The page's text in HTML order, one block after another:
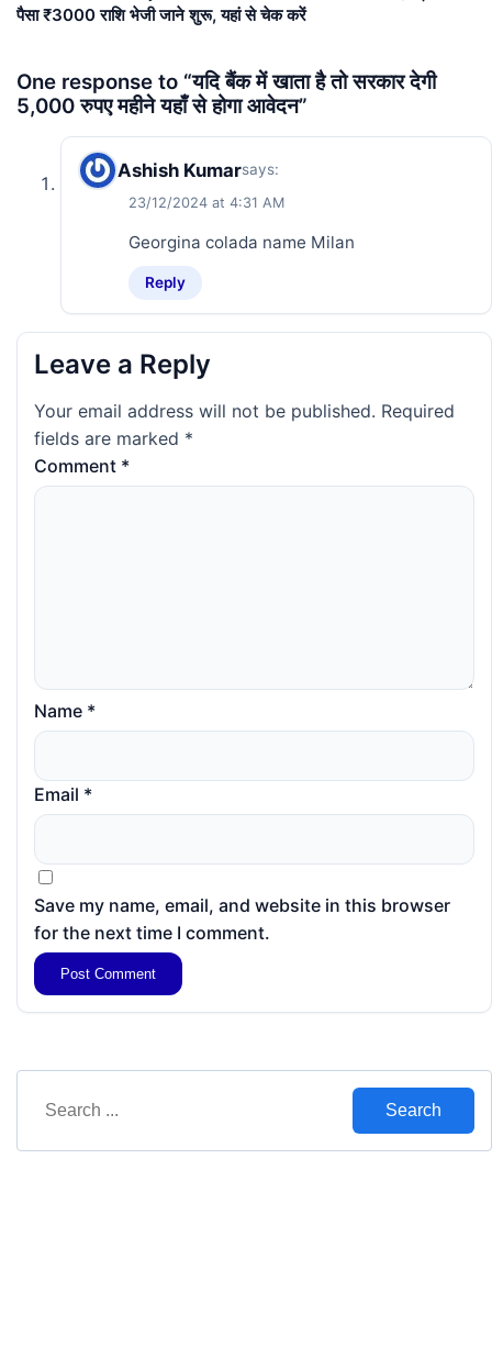
पैसा ₹3000 राशि भेजी जाने शुरू, यहां से चेक करें
One response to “यदि बैंक में खाता है तो सरकार देगी
5,000 रुपए महीने यहाँ से होगा आवेदन”
Ashish Kumarsays:
23/12/2024 at 4:31 AM
Georgina colada name Milan
Reply
Leave a Reply
Your email address will not be published. Required
fields are marked *
Comment *
Name *
Email *
Save my name, email, and website in this browser
for the next time I comment.
Search